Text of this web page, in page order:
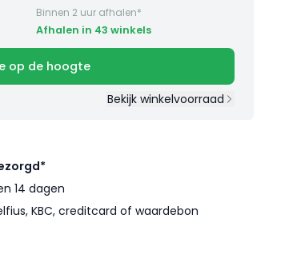
Binnen 2 uur afhalen*
Afhalen in 43 winkels
op de hoogte
Bekijk winkelvoorraad
14 dagen
KBC, creditcard of waardebon